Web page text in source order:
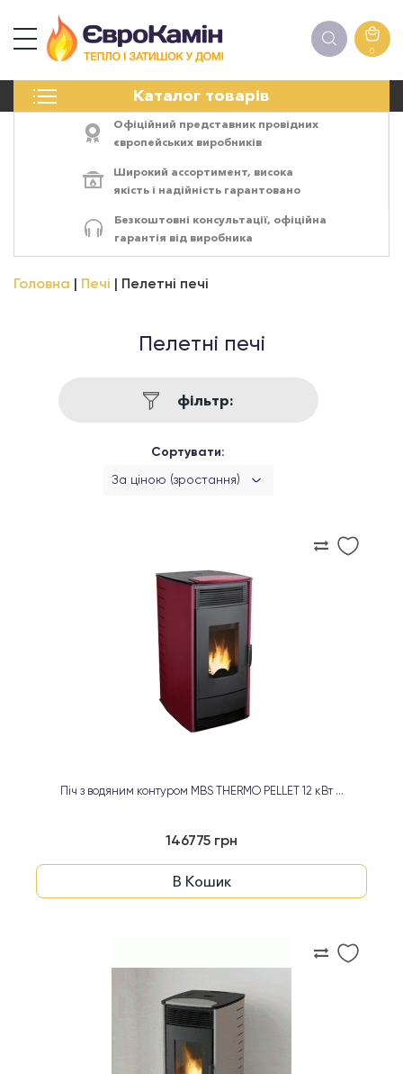
0
Каталог товарів
ПЕЧІ
ЕЛЕКТРОКАМІНИ
АКСЕСУАРИ
Офіційний представник провідних
європейських виробників
Широкий ассортимент, висока
якість і надійність гарантовано
Безкоштовні консультації, офіційна
гарантія від виробника
Головна Печі Пелетні печі
Пелетні печі
фільтр:
Сортувати:
За ціною (зростання)
Піч з водяним контуром MBS THERMO PELLET 12 кВт ...
146775 грн
В Кошик